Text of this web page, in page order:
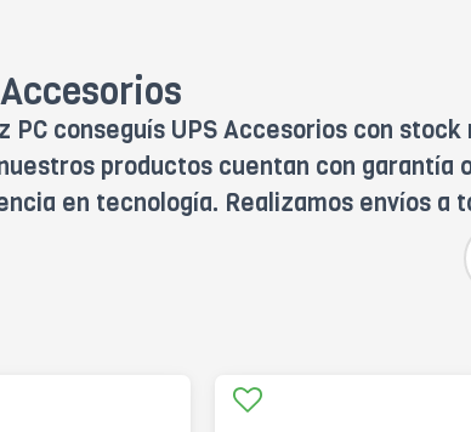
PC conseguís UPS Accesorios con
productos cuentan con garantía
en tecnología. Realizamos envíos a